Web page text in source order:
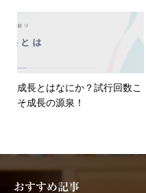
成長とはなにか？試行回数こ
そ成長の源泉！
おすすめ記事